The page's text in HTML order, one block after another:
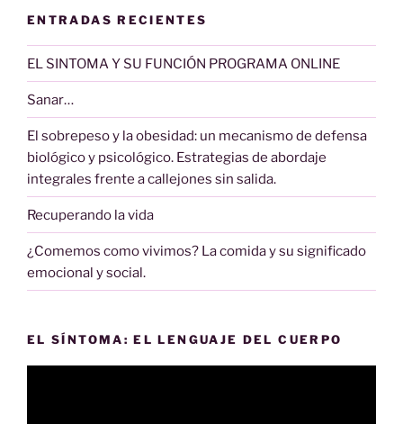
ENTRADAS RECIENTES
EL SINTOMA Y SU FUNCIÓN PROGRAMA ONLINE
Sanar…
El sobrepeso y la obesidad: un mecanismo de defensa
biológico y psicológico. Estrategias de abordaje
integrales frente a callejones sin salida.
Recuperando la vida
¿Comemos como vivimos? La comida y su significado
emocional y social.
EL SÍNTOMA: EL LENGUAJE DEL CUERPO